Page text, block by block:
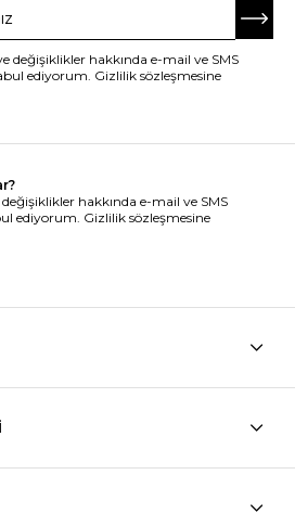
değişiklikler hakkında e-mail ve SMS
ediyorum. Gizlilik sözleşmesine
hakkında e-mail ve SMS
ediyorum. Gizlilik sözleşmesine